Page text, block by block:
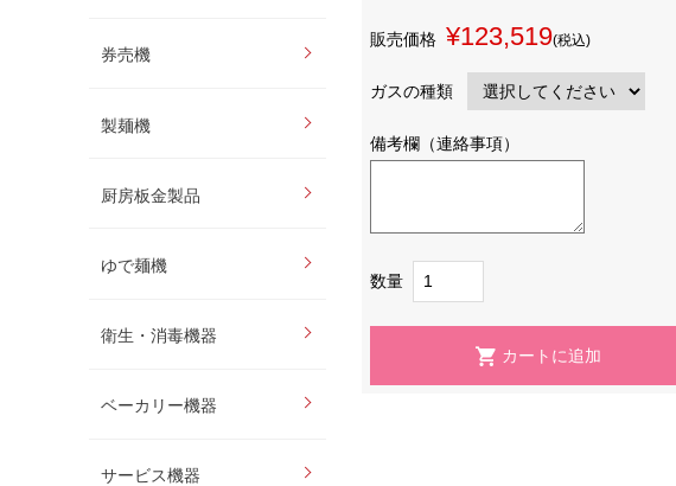
券売機
製麺機
厨房板金製品
ゆで麺機
衛生・消毒機器
ベーカリー機器
サービス機器
販売価格 ¥123,519(税込)
ガスの種類
備考欄（連絡事項）
数量